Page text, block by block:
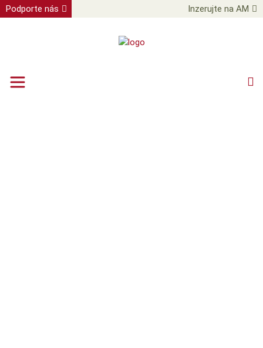
Podporte nás Inzerujte na AM